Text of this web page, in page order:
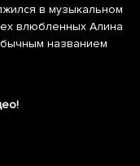
в музыкальном
влюбленных Алина
названием